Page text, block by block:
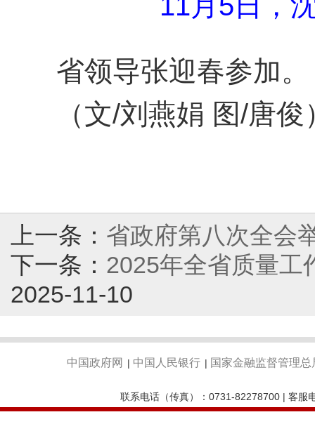
省领导张迎春参加。
（文/刘燕娟 图/唐俊
上一条： 省政府第八次全会
下一条： 2025年全省质量工
2025-11-10
中国政府网 | 中国人民银行 | 国家金融监督管理总
联系电话（传真）：0731-82278700 | 客服